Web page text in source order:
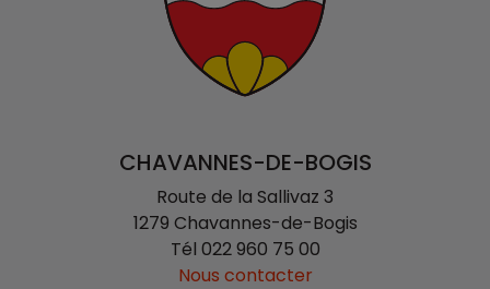
CHAVANNES-DE-BOGIS
Route de la Sallivaz 3
1279 Chavannes-de-Bogis
Tél 022 960 75 00
Nous contacter